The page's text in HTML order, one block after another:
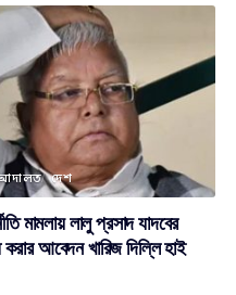
দেশ
মামলায় লালু প্রসাদ যাদবের
করার আবেদন খারিজ দিল্লি হাই